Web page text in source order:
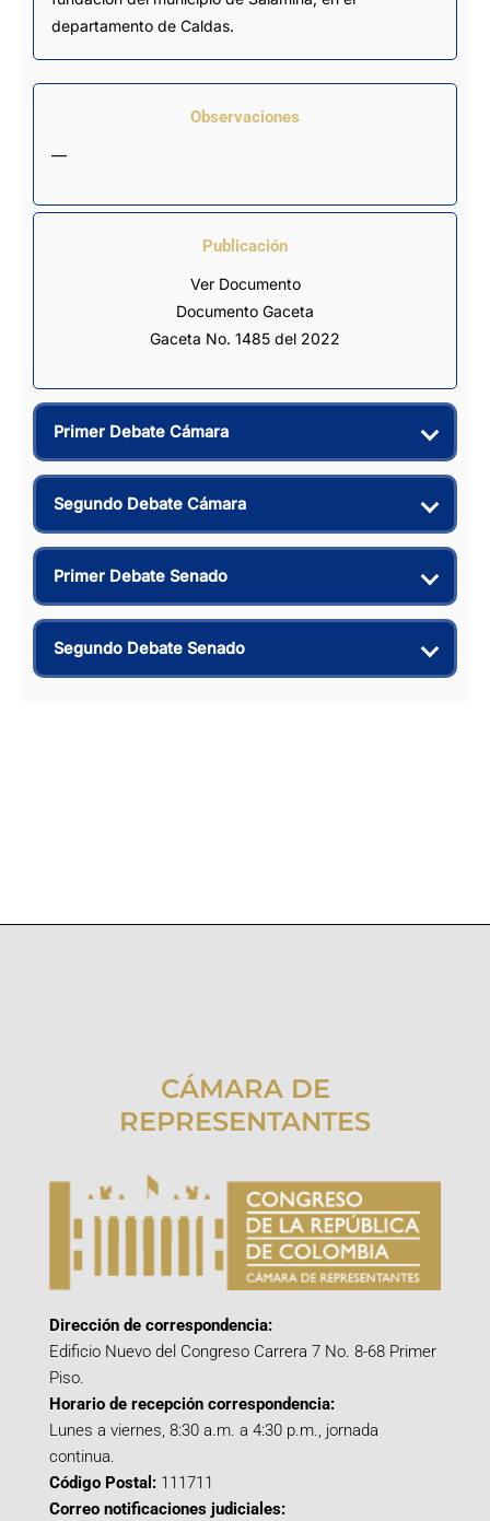
departamento de Caldas.
Observaciones
—
Publicación
Ver Documento
Documento Gaceta
Gaceta No. 1485 del 2022
Primer Debate Cámara
Segundo Debate Cámara
Primer Debate Senado
Segundo Debate Senado
CÁMARA DE
REPRESENTANTES
Dirección de correspondencia:
Edificio Nuevo del Congreso Carrera 7 No. 8-68 Primer
Piso.
Horario de recepción correspondencia:
Lunes a viernes, 8:30 a.m. a 4:30 p.m., jornada
continua.
Código Postal: 111711
Correo notificaciones judiciales: